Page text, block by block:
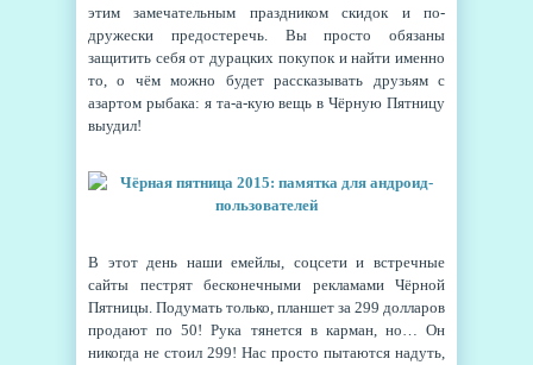
этим замечательным праздником скидок и по-
дружески предостеречь. Вы просто обязаны
защитить себя от дурацких покупок и найти именно
то, о чём можно будет рассказывать друзьям с
азартом рыбака: я та-а-кую вещь в Чёрную Пятницу
выудил!
В этот день наши емейлы, соцсети и встречные
сайты пестрят бесконечными рекламами Чёрной
Пятницы. Подумать только, планшет за 299 долларов
продают по 50! Рука тянется в карман, но… Он
никогда не стоил 299! Нас просто пытаются надуть,